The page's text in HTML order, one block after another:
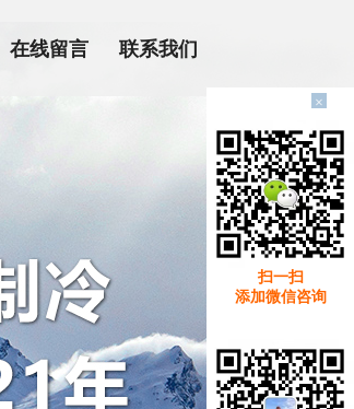
在线留言 联系我们
×
扫一扫
添加微信咨询